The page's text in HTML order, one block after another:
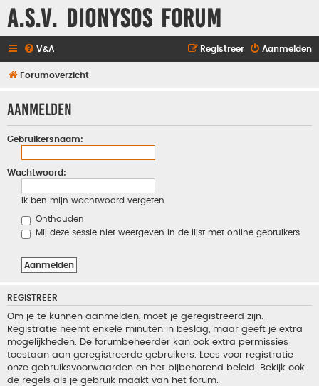
A.S.V. Dionysos Forum
V&A Aanmelden
Registreer
Forumoverzicht
Aanmelden
Gebruikersnaam:
Wachtwoord:
Ik ben mijn wachtwoord vergeten
Onthouden
Mij deze sessie niet weergeven in de lijst met online gebruikers
REGISTREER
Om je te kunnen aanmelden, moet je geregistreerd zijn.
Registratie neemt enkele minuten in beslag, maar geeft je extra
mogelijkheden. De forumbeheerder kan ook extra permissies
toestaan aan geregistreerde gebruikers. Lees voor registratie
onze gebruiksvoorwaarden en het bijbehorend beleid. Bekijk ook
de regels als je gebruik maakt van het forum.